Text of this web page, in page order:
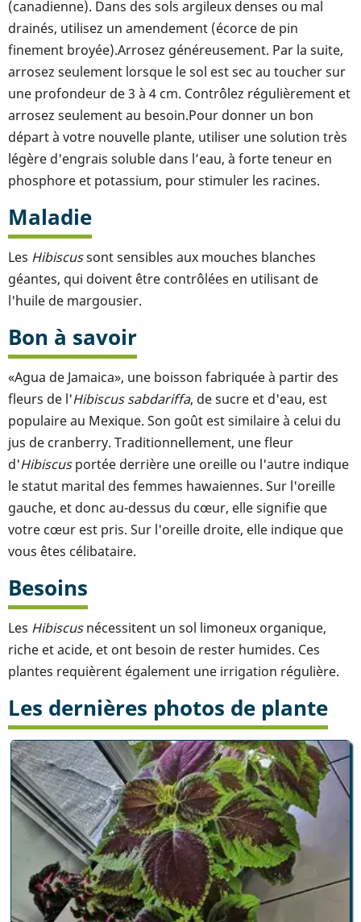
(canadienne). Dans des sols argileux denses ou mal
drainés, utilisez un amendement (écorce de pin
finement broyée).Arrosez généreusement. Par la suite,
arrosez seulement lorsque le sol est sec au toucher sur
une profondeur de 3 à 4 cm. Contrôlez régulièrement et
arrosez seulement au besoin.Pour donner un bon
départ à votre nouvelle plante, utiliser une solution très
légère d'engrais soluble dans l’eau, à forte teneur en
phosphore et potassium, pour stimuler les racines.
Maladie
Les Hibiscussont sensibles aux mouches blanches
géantes, qui doivent être contrôlées en utilisant de
l'huile de margousier.
Bon à savoir
«Agua de Jamaica», une boisson fabriquée à partir des
fleurs de l'Hibiscus sabdariffa, de sucre et d'eau, est
populaire au Mexique. Son goût est similaire à celui du
jus de cranberry. Traditionnellement, une fleur
d'Hibiscusportée derrière une oreille ou l'autre indique
le statut marital des femmes hawaiennes. Sur l'oreille
gauche, et donc au-dessus du cœur, elle signifie que
votre cœur est pris. Sur l'oreille droite, elle indique que
vous êtes célibataire.
Besoins
Les Hibiscusnécessitent un sol limoneux organique,
riche et acide, et ont besoin de rester humides. Ces
plantes requièrent également une irrigation régulière.
Les dernières photos de plante